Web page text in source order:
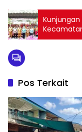
Kunjungan
Pos Terkait